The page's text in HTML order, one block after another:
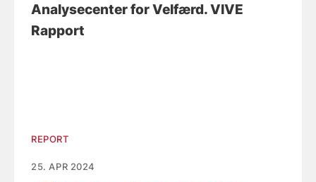
Analysecenter for Velfærd. VIVE
Rapport
REPORT
25. APR 2024